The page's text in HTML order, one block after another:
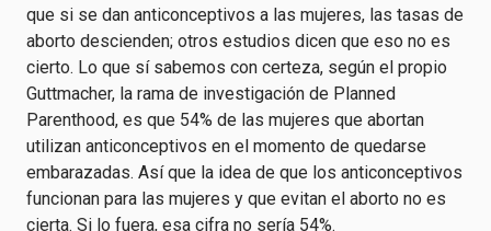
que si se dan anticonceptivos a las mujeres, las tasas de
aborto descienden; otros estudios dicen que eso no es
cierto. Lo que sí sabemos con certeza, según el propio
Guttmacher, la rama de investigación de Planned
Parenthood, es que 54% de las mujeres que abortan
utilizan anticonceptivos en el momento de quedarse
embarazadas. Así que la idea de que los anticonceptivos
funcionan para las mujeres y que evitan el aborto no es
cierta. Si lo fuera, esa cifra no sería 54%.